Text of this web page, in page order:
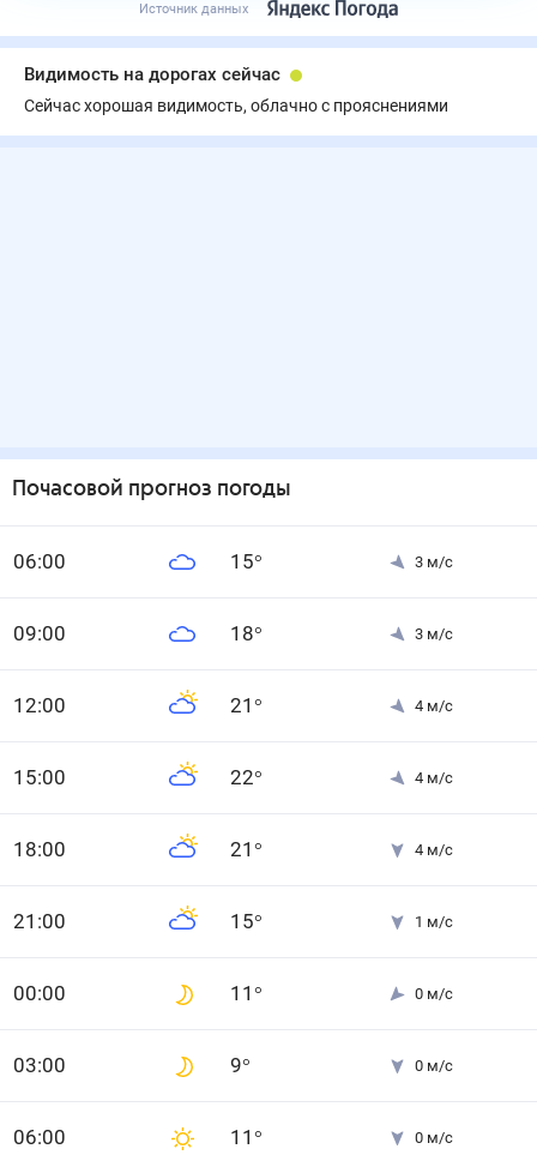
Источник данных
Видимость на дорогах сейчас
Сейчас хорошая видимость, облачно с прояснениями
Почасовой прогноз погоды
06:00 15° 3 м/с
09:00 18° 3 м/с
12:00 21 ° 4 м/с
15:00 22° 4 м/с
18:00 21 ° 4 м/с
21 :00 15° 1 м/с
00:00 11 ° 0 м/с
03:00 9° 0 м/с
06:00 11 ° 0 м/с